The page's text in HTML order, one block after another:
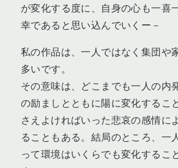
が変化する度に、自身の心も一喜
幸であると思い込んでいくー－
私の作品は、一人ではなく集団や
多いです。
その意味は、どこまでも一人の内
の励ましとともに陽に変化するこ
さえよければいった悲哀の感情に
ることもある。結局のところ、一
って環境はいくらでも変化するこ